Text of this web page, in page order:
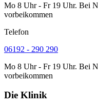
Mo 8 Uhr - Fr 19 Uhr. Bei
vorbeikommen
Telefon
06192 - 290 290
Mo 8 Uhr - Fr 19 Uhr. Bei
vorbeikommen
Die Klinik